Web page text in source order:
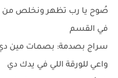
صُوح يا رب تظهر ونخلص من
في القسم
سراج بصدمة: بصمات مين دي
واعي للورقة اللي في يدك دي